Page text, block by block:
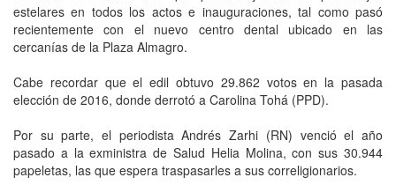
estelares en todos los actos e inauguraciones, tal como pasó
recientemente con el nuevo centro dental ubicado en las
cercanías de la Plaza Almagro.
Cabe recordar que el edil obtuvo 29.862 votos en la pasada
elección de 2016, donde derrotó a Carolina Tohá (PPD).
Por su parte, el periodista Andrés Zarhi (RN) venció el año
pasado a la exministra de Salud Helia Molina, con sus 30.944
papeletas, las que espera traspasarles a sus correligionarios.